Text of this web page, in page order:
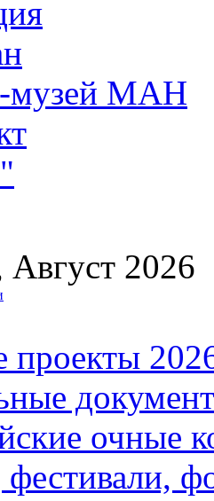
музей МАН
2026
очные